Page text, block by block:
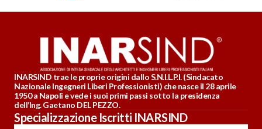
INARSIND trae le proprie origini dallo S.N.I.L.P.I. (Sindacato
Nazionale Ingegneri Liberi Professionisti) che nasce il 28 aprile
1950 a Napoli e vede i suoi primi passi sotto la presidenza
dell’Ing. Gaetano DEL PEZZO.
Specializzazione Iscritti INARSIND